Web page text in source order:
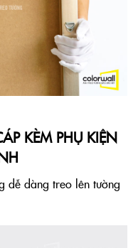
KÈM PHỤ KIỆN
dễ dàng treo lên tường